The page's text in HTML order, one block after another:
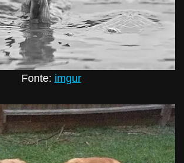
Fonte: imgur